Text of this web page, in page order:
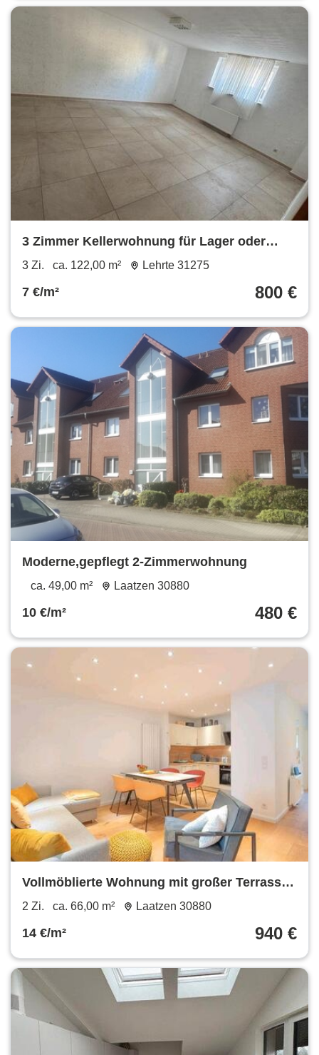
3 Zimmer Kellerwohnung für Lager oder
Gewerbe in Burgdorf
3 Zi. ca. 122,00 m² Lehrte 31275
7 €/m² 800 €
Moderne,gepflegt 2-Zimmerwohnung
ca. 49,00 m² Laatzen 30880
10 €/m² 480 €
Vollmöblierte Wohnung mit großer Terrasse
in Laatzen Messe
2 Zi. ca. 66,00 m² Laatzen 30880
14 €/m² 940 €